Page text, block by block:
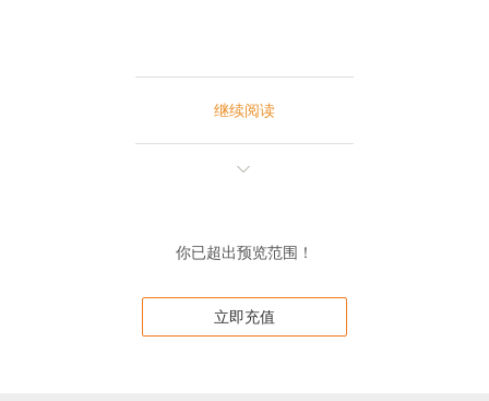
继续阅读
你已超出预览范围！
立即充值